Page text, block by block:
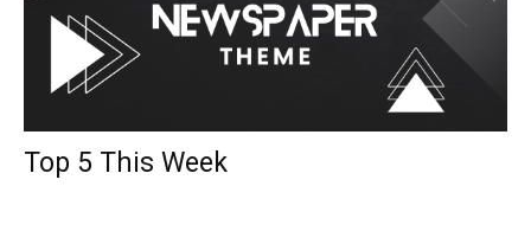
Top 5 This Week